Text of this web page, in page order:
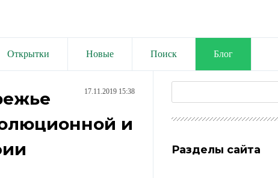
Открытки Новые Поиск Блог
17.11.2019 15:38
и
Разделы сайта